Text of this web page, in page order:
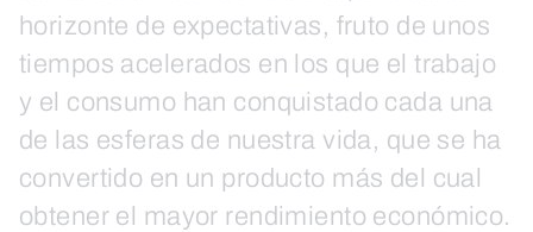
horizonte de expectativas, fruto de unos
tiempos acelerados en los que el trabajo
y el consumo han conquistado cada una
de las esferas de nuestra vida, que se ha
convertido en un producto más del cual
obtener el mayor rendimiento económico.